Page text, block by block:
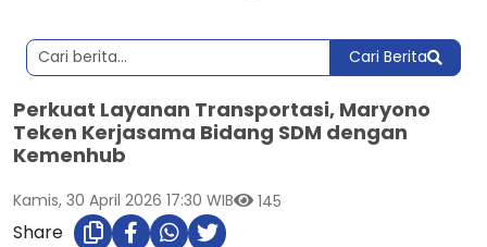
Cari Berita
Perkuat Layanan Transportasi, Maryono
Teken Kerjasama Bidang SDM dengan
Kemenhub
Kamis, 30 April 2026 17:30 WIB 145
Share